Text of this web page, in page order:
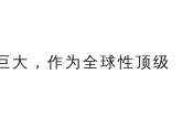
大，作为全球性顶级